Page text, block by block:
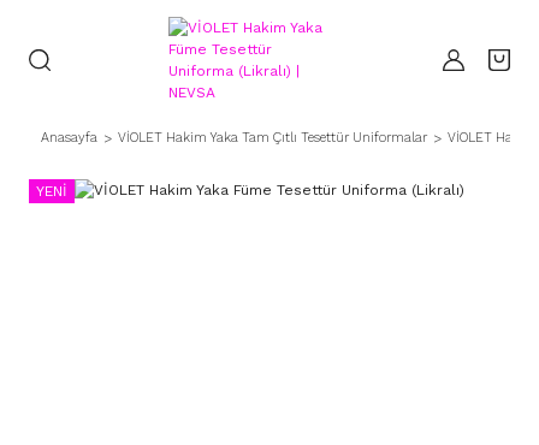
Anasayfa VİOLET Hakim Yaka Tam Çıtlı Tesettür Uniformalar VİOLET
YENİ